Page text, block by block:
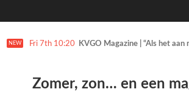
NEW Fri 7th 10:20 KVGO Magazine | “Als het
Zomer, zon… en een